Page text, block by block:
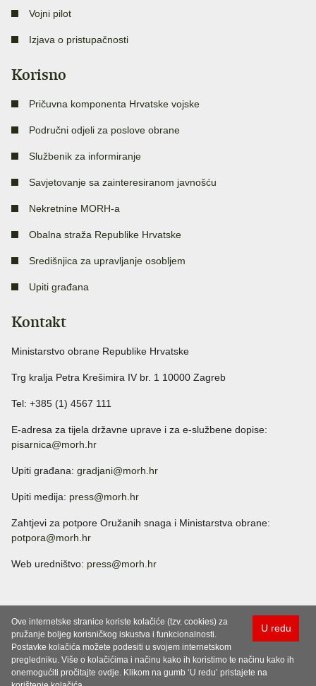
Vojni pilot
Izjava o pristupačnosti
Korisno
Pričuvna komponenta Hrvatske vojske
Područni odjeli za poslove obrane
Službenik za informiranje
Savjetovanje sa zainteresiranom javnošću
Nekretnine MORH-a
Obalna straža Republike Hrvatske
Središnjica za upravljanje osobljem
Upiti građana
Kontakt
Ministarstvo obrane Republike Hrvatske
Trg kralja Petra Krešimira IV br. 1 10000 Zagreb
Tel: +385 (1) 4567 111
E-adresa za tijela državne uprave i za e-službene dopise:
pisarnica@morh.hr
Upiti građana: gradjani@morh.hr
Upiti medija: press@morh.hr
Zahtjevi za potpore Oružanih snaga i Ministarstva obrane:
potpora@morh.hr
Web uredništvo: press@morh.hr
U redu
Ove internetske stranice koriste kolačiće (tzv. cookies) za
pružanje boljeg korisničkog iskustva i funkcionalnosti.
Postavke kolačića možete podesiti u svojem internetskom
pregledniku. Više o kolačićima i načinu kako ih koristimo te načinu kako ih
onemogućiti pročitajte ovdje. Klikom na gumb ‘U redu’ pristajete na